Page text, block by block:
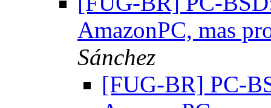
AmazonPC, mas
Sánchez
[FUG-BR] PC-